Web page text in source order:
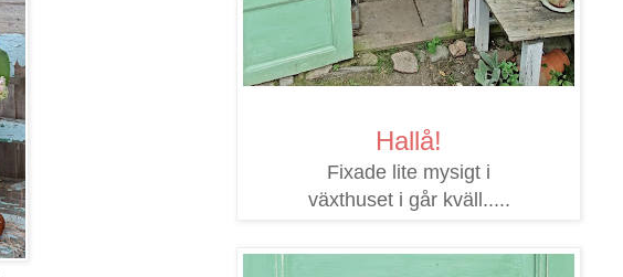
Hallå!
Fixade lite mysigt i
växthuset i går kväll.....